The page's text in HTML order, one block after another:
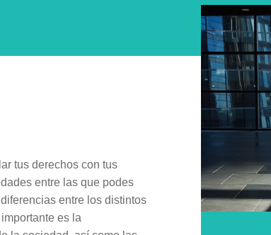
tus derechos con tus
entre las que podes
entre los distintos
es la